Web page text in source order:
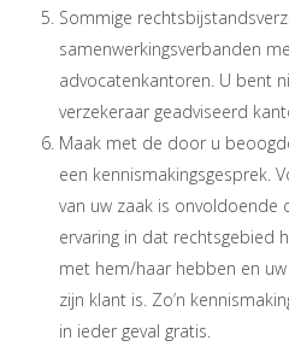
Sommige
samenwerkingsverbanden
advocatenkantoren. U bent
verzekeraar geadviseerd
Maak met de door u
een kennismakingsgesprek.
van uw zaak is onvoldoende
ervaring in dat rechtsgebied
met hem/haar hebben en
zijn klant is. Zo’n
in ieder geval gratis.